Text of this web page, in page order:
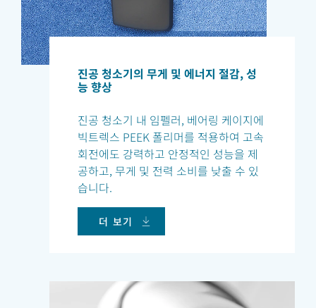
진공 청소기의 무게 및 에너지 절감, 성
능 향상
진공 청소기 내 임펠러, 베어링 케이지에
빅트렉스 PEEK 폴리머를 적용하여 고속
회전에도 강력하고 안정적인 성능을 제
공하고, 무게 및 전력 소비를 낮출 수 있
습니다.
더 보기